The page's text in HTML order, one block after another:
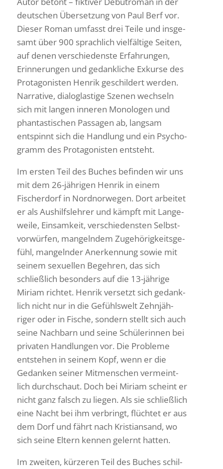
deut­schen Über­set­zung von Paul Berf vor.
Dieser Roman umfasst drei Teile und insge­
samt über 900 sprach­lich viel­fäl­tige Seiten,
auf denen verschie­denste Erfah­rungen,
Erin­ne­rungen und gedank­liche Exkurse des
Prot­ago­nisten Henrik geschil­dert werden.
Narra­tive, dialog­las­tige Szenen wech­seln
sich mit langen inneren Mono­logen und
phan­tas­ti­schen Passagen ab, langsam
entspinnt sich die Hand­lung und ein Psycho­
gramm des Prot­ago­nisten entsteht.
Im ersten Teil des Buches befinden wir uns
mit dem 26-jährigen Henrik in einem
Fischer­dorf in Nord­nor­wegen. Dort arbeitet
er als Aushilfs­lehrer und kämpft mit Lange­
weile, Einsam­keit, verschie­densten Selbst­
vor­würfen, mangelndem Zuge­hö­rig­keits­ge­
fühl, mangelnder Aner­ken­nung sowie mit
seinem sexu­ellen Begehren, das sich
schließ­lich beson­ders auf die 13-jährige
Miriam richtet. Henrik versetzt sich gedank­
lich nicht nur in die Gefühls­welt Zehn­jäh­
riger oder in Fische, sondern stellt sich auch
seine Nach­barn und seine Schü­le­rinnen bei
privaten Hand­lungen vor. Die Probleme
entstehen in seinem Kopf, wenn er die
Gedanken seiner Mitmen­schen vermeint­
lich durch­schaut. Doch bei Miriam scheint er
nicht ganz falsch zu liegen. Als sie schließ­lich
eine Nacht bei ihm verbringt, flüchtet er aus
dem Dorf und fährt nach Kris­ti­an­sand, wo
sich seine Eltern kennen gelernt hatten.
Im zweiten, kürzeren Teil des Buches schil­